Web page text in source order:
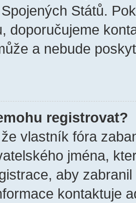
Států.
doporučujeme
a nebude
registrovat?
vlastník fóra
jména,
aby
kontaktuje